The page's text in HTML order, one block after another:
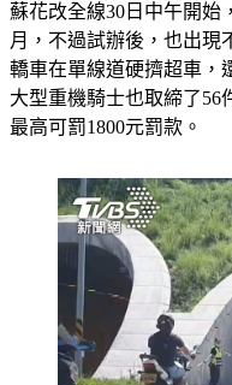
蘇花改全線30日中午開始
月，不過試辦後，也出現
轎車在單線道硬擠超車，
大型重機騎士也取締了56
最高可罰1800元罰款。